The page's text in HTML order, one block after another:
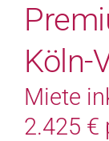
Köln-
Miete
2.425 €